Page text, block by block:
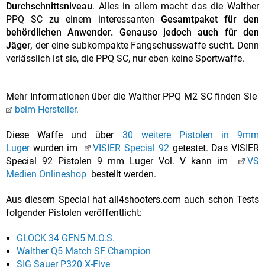
Durchschnittsniveau. Alles in allem macht das die Walther
PPQ SC zu einem interessanten Gesamtpaket für den
behördlichen Anwender. Genauso jedoch auch für den
Jäger, der eine subkompakte Fangschusswaffe sucht. Denn
verlässlich ist sie, die PPQ SC, nur eben keine Sportwaffe.
Mehr Informationen über die Walther PPQ M2 SC finden Sie
beim Hersteller.
Diese Waffe und über 30 weitere Pistolen in 9mm
Lugerwurden im VISIER Special 92getestet. Das VISIER
Special 92 Pistolen 9 mm Luger Vol. V kann im
VS
Medien Onlineshop bestellt werden.
Aus diesem Special hat all4shooters.com auch schon Tests
folgender Pistolen veröffentlicht:
GLOCK 34 GEN5 M.O.S.
Walther Q5 Match SF Champion
SIG Sauer P320 X-Five